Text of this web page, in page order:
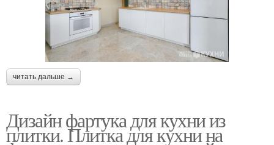
читать дальше →
Дизайн фартука для кухни из
плитки. Плитка для кухни на